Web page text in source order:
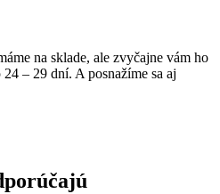
na sklade, ale zvyčajne vám ho
– 29 dní. A posnažíme sa aj